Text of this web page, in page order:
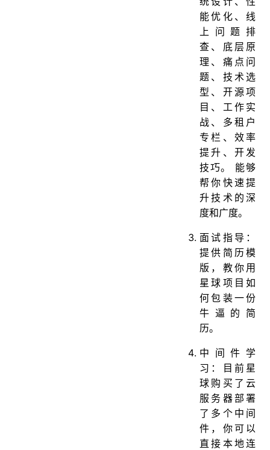
能优化、线
上问题排
查、底层原
理、痛点问
题、技术选
型、开源项
目、工作实
战、多租户
专栏、效率
提升、开发
技巧。 能够
帮你快速提
升技术的深
度和广度。
面试指导：
提供简历模
版，教你用
星球项目如
何包装一份
牛逼的简
历。
中间件学
习：目前星
球购买了云
服务器部署
了多个中间
件，你可以
直接本地连